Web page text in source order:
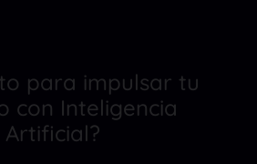
para impulsar tu
con Inteligencia
Artificial?